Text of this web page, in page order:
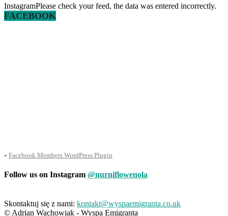
InstagramPlease check your feed, the data was entered incorrectly.
FACEBOOK
- Facebook Members WordPress Plugin
Follow us on Instagram @nurniflowenola
Skontaktuj się z nami: kontakt@wyspaemigranta.co.uk
© Adrian Wachowiak - Wyspa Emigranta